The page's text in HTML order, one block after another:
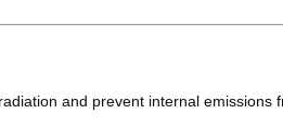
and prevent internal emissions